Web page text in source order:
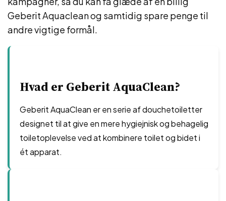
Geberit Aquaclean og samtidig spare penge til
andre vigtige formål.
Hvad er Geberit AquaClean?
Geberit AquaClean er en serie af douchetoiletter
designet til at give en mere hygiejnisk og behagelig
toiletoplevelse ved at kombinere toilet og bidet i
ét apparat.